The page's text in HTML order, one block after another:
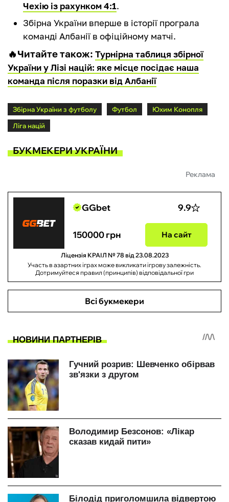
Чехію із рахунком 4:1.
Збірна України вперше в історії програла
команді Албанії в офіційному матчі.
🔥Читайте також: Турнірна таблиця збірної
України у Лізі націй: яке місце посідає наша
команда після поразки від Албанії
Збірна України з футболу Футбол
Юхим Конопля
Ліга націй
БУКМЕКЕРИ УКРАЇНИ
Реклама
GGbet 9.9
150000 грн На сайт
Ліцензія КРАІЛ № 78 від 23.08.2023
Участь в азартних іграх може викликати ігрову залежність.
Дотримуйтеся правил (принципів) відповідальної гри
Всі букмекери